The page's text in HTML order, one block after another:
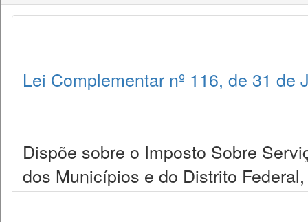
Lei Complementar nº 116, de 31 de
Dispõe sobre o Imposto Sobre
dos Municípios e do Distrito